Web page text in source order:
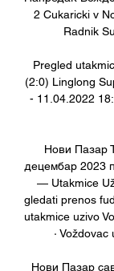
2 Cukaricki v
Radnik
Pregled
(2:0) Linglong
- 11.04.2022
Нови Пазар
децембар 2023
— Utakmice
gledati prenos
utakmice uzivo
· Voždovac
Нови Пазар